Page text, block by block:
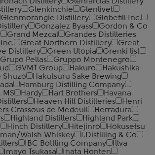
Glenkinchie
Glenlivet
Glenmorangie Distillery
Globefill Inc.
Gonzalez Byass
Gordon & Co
Grand Mezcal
Grandes Distilleries
Great Northern Distillery
Great
Distillery Green Utopia
Grenki list
Grupo Pellas
Gruppo Montenegro
GVMT Group Hakuro
Hakushika
Shuzo
Hakutsuru Sake Brewing
Hamburg Distilling Company
MS
Hardy Hart Brothers
Havana
Heaven Hill Distilleries
Henri
Crassous de Medeuil
Herradura
Highland Distillers
Highland Park
Hinch Distillery Hitejinro
Hokusetsu
Walsh Whiskey
I.Distilling & Co
IBC Bottling Company
Illva
Imayo Tsukasa
Inata Honten